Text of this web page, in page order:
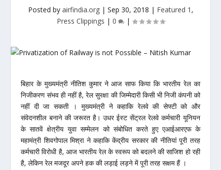
Posted by airfindia.org| Sep 30, 2018 | Featured 1 ,
Press Clippings | 0 |
बिहार के मुख्यमंत्री नीतिश कुमार ने आज साफ किया कि भारतीय रेल का
निजीकरण संभव ही नहीं है, रेल सुरक्षा की जिम्मेदारी किसी भी निजी कंपनी को
नहीं दी जा सकती । मुख्यमंत्री ने कहाकि रेलवे की सेफ्टी को और
संवेदनशील बनाने की जरूरत है। उधर ईस्ट सेंट्रल रेलवे कर्मचारी यूनियन
के सातवें क्षेत्रीय युवा सम्मेलन को संबोधित करते हुए एआईआरएफ के
महामंत्री शिवगोपाल मिश्रा ने कहाकि केंद्रीय सरकार की नीतियां पूरी तरह
कर्मचारी विरोधी है, आज भारतीय रेल के स्वरूप को बदलने की साजिश हो रही
है, लेकिन रेल मजदूर अपने हक की लड़ाई लड़ने में पूरी तरह सक्षम हैं ।